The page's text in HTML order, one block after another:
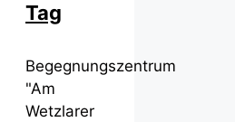
Tag
Begegnungszentrum
"Am
Wetzlarer